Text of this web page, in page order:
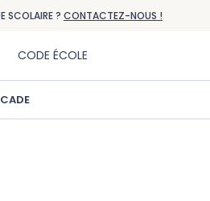
SCOLAIRE ? CONTACTEZ-NOUS !
CODE ÉCOLE